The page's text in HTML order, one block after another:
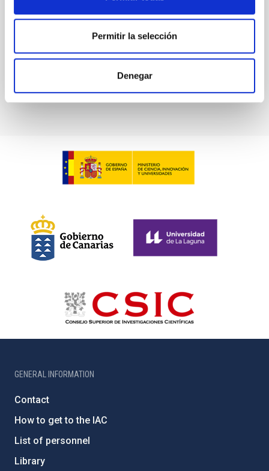
Permitir la selección
Denegar
In-force date 06/23/2014-06/23/2024
Not in force
GENERAL INFORMATION
Contact
How to get to the IAC
List of personnel
Library